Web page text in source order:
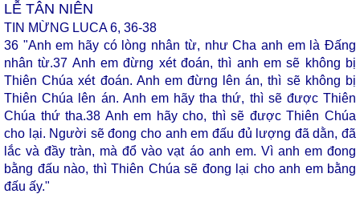
LỄ TÂN NIÊN
TIN MỪNG LUCA 6, 36-38
36 "Anh em hãy có lòng nhân từ, như Cha anh em là Đấng
nhân từ.37 Anh em đừng xét đoán, thì anh em sẽ không bị
Thiên Chúa xét đoán. Anh em đừng lên án, thì sẽ không bị
Thiên Chúa lên án. Anh em hãy tha thứ, thì sẽ được Thiên
Chúa thứ tha.38 Anh em hãy cho, thì sẽ được Thiên Chúa
cho lại. Người sẽ đong cho anh em đấu đủ lượng đã dằn, đã
lắc và đầy tràn, mà đổ vào vạt áo anh em. Vì anh em đong
bằng đấu nào, thì Thiên Chúa sẽ đong lại cho anh em bằng
đấu ấy."